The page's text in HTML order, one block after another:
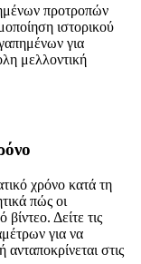
προτροπών
ιστορικού
για
μελλοντική
χρόνο κατά τη
πώς οι
Δείτε τις
για να
στις